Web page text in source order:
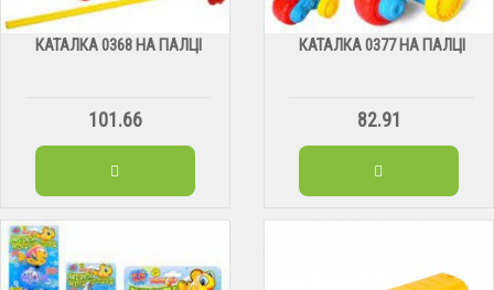
КАТАЛКА 0368 НА ПАЛЦІ
101.66
КАТАЛКА 0377 НА ПАЛЦІ
82.91